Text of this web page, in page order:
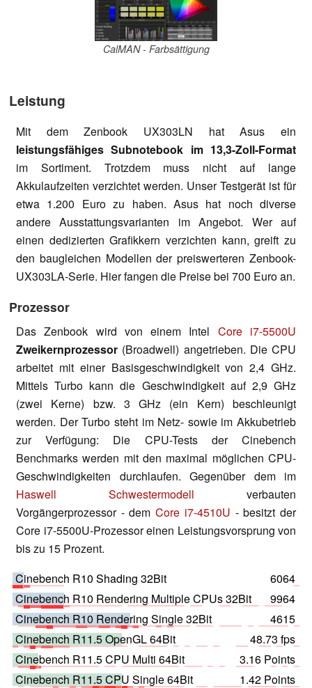
CalMAN - Farbsättigung
Leistung
Mit dem Zenbook UX303LN hat Asus ein
leistungsfähiges Subnotebook im 13,3-Zoll-Format
im Sortiment. Trotzdem muss nicht auf lange
Akkulaufzeiten verzichtet werden. Unser Testgerät ist für
etwa 1.200 Euro zu haben. Asus hat noch diverse
andere Ausstattungsvarianten im Angebot. Wer auf
einen dedizierten Grafikkern verzichten kann, greift zu
den baugleichen Modellen der preiswerteren Zenbook-
UX303LA-Serie. Hier fangen die Preise bei 700 Euro an.
Prozessor
Das Zenbook wird von einem Intel Core i7-5500U
Zweikernprozessor (Broadwell) angetrieben. Die CPU
arbeitet mit einer Basisgeschwindigkeit von 2,4 GHz.
Mittels Turbo kann die Geschwindigkeit auf 2,9 GHz
(zwei Kerne) bzw. 3 GHz (ein Kern) beschleunigt
werden. Der Turbo steht im Netz- sowie im Akkubetrieb
zur Verfügung: Die CPU-Tests der Cinebench
Benchmarks werden mit den maximal möglichen CPU-
Geschwindigkeiten durchlaufen. Gegenüber dem im
Haswell Schwestermodell verbauten
Vorgängerprozessor - demCore i7-4510U - besitzt der
Core i7-5500U-Prozessor einen Leistungsvorsprung von
bis zu 15 Prozent.
Cinebench R10 Shading 32Bit
6064
Cinebench R10 Rendering Multiple CPUs 32Bit
9964
Cinebench R10 Rendering Single 32Bit
4615
Cinebench R11.5 OpenGL 64Bit
48.73 fps
Cinebench R11.5 CPU Multi 64Bit
3.16 Points
Cinebench R11.5 CPU Single 64Bit
1.42 Points